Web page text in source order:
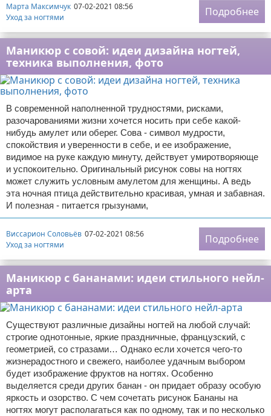
Марта Максимчук 07-02-2021 08:56
Уход за ногтями
Подробнее
Маникюр с совой: идеи дизайна ногтей,
техника выполнения, фото
В современной наполненной трудностями, рисками,
разочарованиями жизни хочется носить при себе какой-
нибудь амулет или оберег. Сова - символ мудрости,
спокойствия и уверенности в себе, и ее изображение,
видимое на руке каждую минуту, действует умиротворяюще
и успокоительно. Оригинальный рисунок совы на ногтях
может служить условным амулетом для женщины. А ведь
эта ночная птица действительно красивая, умная и забавная.
И полезная - питается грызунами,
Виссарион Соловьёв 07-02-2021 08:56
Уход за ногтями
Подробнее
Маникюр с бананами: идеи стильного нейл-
арта
Существуют различные дизайны ногтей на любой случай:
строгие однотонные, яркие праздничные, французский, с
геометрией, со стразами… Однако если хочется чего-то
жизнерадостного и свежего, наиболее удачным выбором
будет изображение фруктов на ногтях. Особенно
выделяется среди других банан - он придает образу особую
яркость и озорство. С чем сочетать рисунок Бананы на
ногтях могут располагаться как по одному, так и по несколько